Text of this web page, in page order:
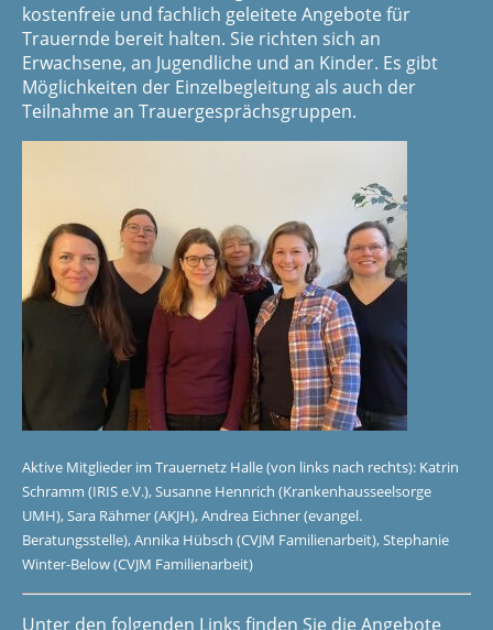
kostenfreie und fachlich geleitete Angebote für
Trauernde bereit halten. Sie richten sich an
Erwachsene, an Jugendliche und an Kinder. Es gibt
Möglichkeiten der Einzelbegleitung als auch der
Teilnahme an Trauergesprächsgruppen.
Aktive Mitglieder im Trauernetz Halle (von links nach rechts): Katrin
Schramm (IRIS e.V.), Susanne Hennrich (Krankenhausseelsorge
UMH), Sara Rähmer (AKJH), Andrea Eichner (evangel.
Beratungsstelle), Annika Hübsch (CVJM Familienarbeit), Stephanie
Winter-Below (CVJM Familienarbeit)
Unter den folgenden Links finden Sie die Angebote